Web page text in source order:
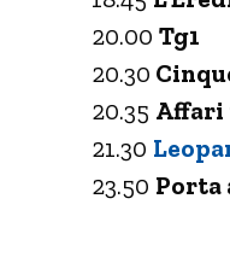
20.00 Tg1
20.30
20.35 Affari
21.30
23.50 Porta